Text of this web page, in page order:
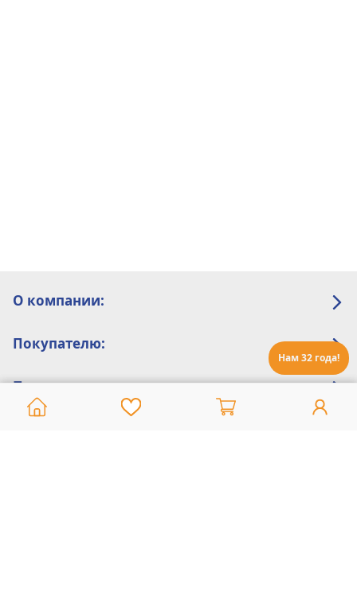
Нам 32 года!
О компании:
Покупателю:
Помощь: